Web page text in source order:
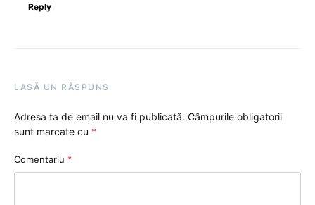
Reply
LASĂ UN RĂSPUNS
Adresa ta de email nu va fi publicată. Câmpurile obligatorii
sunt marcate cu *
Comentariu *